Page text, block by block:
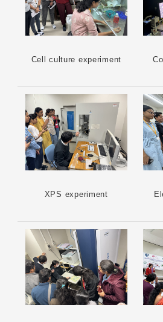
Cell culture experiment
XPS experiment